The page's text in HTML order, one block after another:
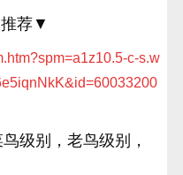
荐▼
c-s.w
级别，老鸟级别，